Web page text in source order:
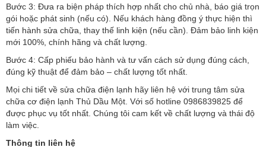
Bước 3: Đưa ra biện pháp thích hợp nhất cho chủ nhà, báo giá trọn
gói hoặc phát sinh (nếu có). Nếu khách hàng đồng ý thực hiện thì
tiến hành sửa chữa, thay thế linh kiện (nếu cần). Đảm bảo linh kiện
mới 100%, chính hãng và chất lượng.
Bước 4: Cấp phiếu bảo hành và tư vấn cách sử dụng đúng cách,
đúng kỹ thuật để đảm bảo – chất lượng tốt nhất.
Mọi chi tiết về sửa chữa điện lạnh hãy liên hệ với trung tâm sửa
chữa cơ điện lạnh Thủ Dầu Một. Với số hotline 0986839825 để
được phục vụ tốt nhất. Chúng tôi cam kết về chất lượng và thái độ
làm việc.
Thông tin liên hệ